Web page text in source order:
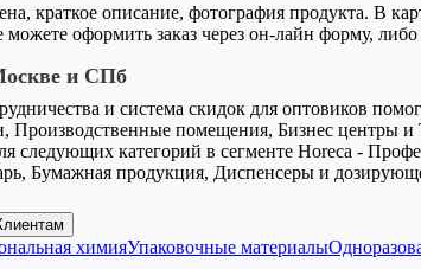
краткое описание, фотография продукта. В
оформить заказ через он-лайн форму,
и СПб
и система скидок для оптовиков
Производственные помещения, Бизнес центры
следующих категорий в сегменте Horeca -
Бумажная продукция, Диспенсеры и
химияУпаковочные материалы